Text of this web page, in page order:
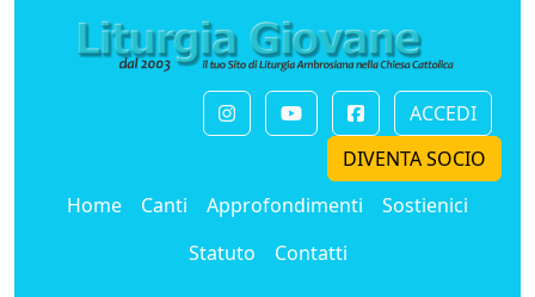
ACCEDI
DIVENTA SOCIO
Home
Canti Approfondimenti
Sostienici
Statuto
Contatti